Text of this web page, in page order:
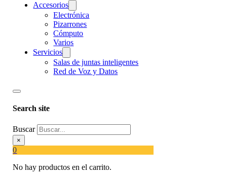
Accesorios
Electrónica
Pizarrones
Cómputo
Varios
Servicios
Salas de juntas inteligentes
Red de Voz y Datos
Search site
Buscar
×
0
No hay productos en el carrito.